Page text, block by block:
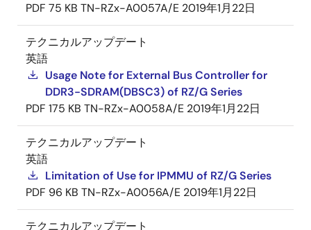
PDF 75 KB TN-RZx-A0057A/E 2019年1月22日
テクニカルアップデート
英語
Usage Note for External Bus Controller for
DDR3-SDRAM(DBSC3) of RZ/G Series
PDF 175 KB TN-RZx-A0058A/E 2019年1月22日
テクニカルアップデート
英語
Limitation of Use for IPMMU of RZ/G Series
PDF 96 KB TN-RZx-A0056A/E 2019年1月22日
テクニカルアップデート